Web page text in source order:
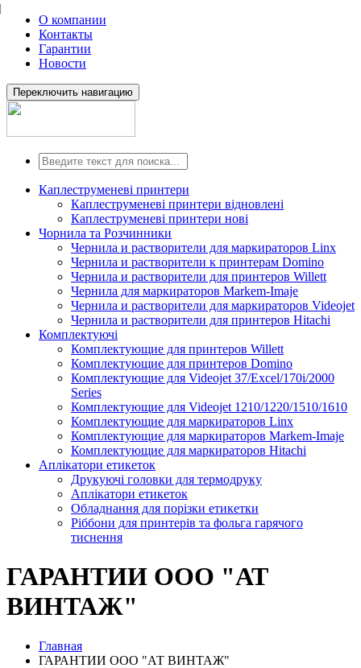
О компании
Контакты
Гарантии
Новости
Переключить навигацию
Каплеструменеві принтери
Каплеструменеві принтери відновлені
Каплеструменеві принтери нові
Чорнила та Розчинники
Чернила и растворители для маркираторов Linx
Чернила и растворители к принтерам Domino
Чернила и растворители для принтеров Willett
Чернила для маркираторов Markem-Imaje
Чернила и растворители для маркираторов Videojet
Чернила и растворители для принтеров Hitachi
Комплектуючі
Комплектующие для принтеров Willett
Комплектующие для принтеров Domino
Комплектующие для Videojet 37/Excel/170i/2000
Series
Комплектующие для Videojet 1210/1220/1510/1610
Комплектующие для маркираторов Linx
Комплектующие для маркираторов Markem-Imaje
Комплектующие для маркираторов Hitachi
Аплікатори етикеток
Друкуючі головки для термодруку
Аплікатори етикеток
Обладнання для порізки етикетки
Ріббони для принтерів та фольга гарячого
тиснення
ГАРАНТИИ ООО "АТ
ВИНТАЖ"
Главная
ГАРАНТИИ ООО "АТ ВИНТАЖ"